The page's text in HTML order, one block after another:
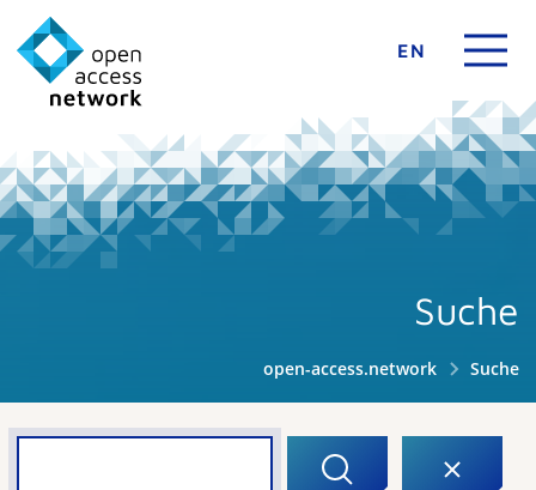
EN
Suche
open-access.network Suche